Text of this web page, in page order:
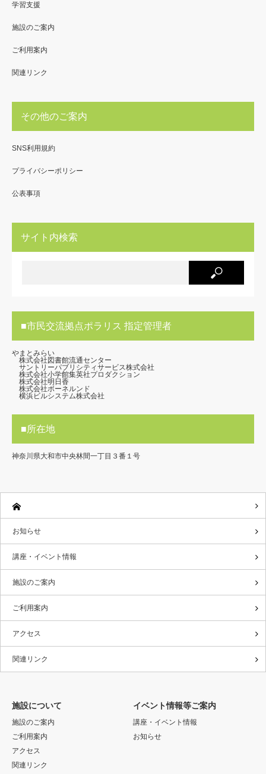
学習支援
施設のご案内
ご利用案内
関連リンク
その他のご案内
SNS利用規約
プライバシーポリシー
公表事項
サイト内検索
■市民交流拠点ポラリス 指定管理者
やまとみらい
株式会社図書館流通センター
サントリーパブリシティサービス株式会社
株式会社小学館集英社プロダクション
株式会社明日香
株式会社ボーネルンド
横浜ビルシステム株式会社
■所在地
神奈川県大和市中央林間一丁目３番１号
お知らせ
講座・イベント情報
施設のご案内
ご利用案内
アクセス
関連リンク
施設について
施設のご案内
ご利用案内
アクセス
関連リンク
イベント情報等ご案内
講座・イベント情報
お知らせ